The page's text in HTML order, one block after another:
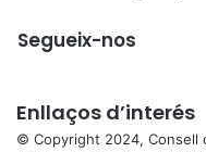
Segueix-nos
Enllaços d’interés
© Copyright 2024, Consell